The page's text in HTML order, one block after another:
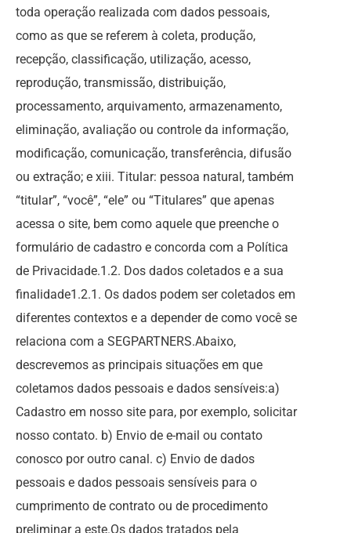
toda operação realizada com dados pessoais,
como as que se referem à coleta, produção,
recepção, classificação, utilização, acesso,
reprodução, transmissão, distribuição,
processamento, arquivamento, armazenamento,
eliminação, avaliação ou controle da informação,
modificação, comunicação, transferência, difusão
ou extração; e xiii. Titular: pessoa natural, também
“titular”, “você”, “ele” ou “Titulares” que apenas
acessa o site, bem como aquele que preenche o
formulário de cadastro e concorda com a Política
de Privacidade.1.2. Dos dados coletados e a sua
finalidade1.2.1. Os dados podem ser coletados em
diferentes contextos e a depender de como você se
relaciona com a SEGPARTNERS.Abaixo,
descrevemos as principais situações em que
coletamos dados pessoais e dados sensíveis:a)
Cadastro em nosso site para, por exemplo, solicitar
nosso contato. b) Envio de e-mail ou contato
conosco por outro canal. c) Envio de dados
pessoais e dados pessoais sensíveis para o
cumprimento de contrato ou de procedimento
preliminar a este.Os dados tratados pela